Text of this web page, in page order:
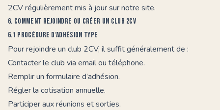
2CV régulièrement mis à jour sur notre site.
6. Comment rejoindre ou créer un club 2CV
6.1 Procédure d’adhésion type
Pour rejoindre un club 2CV, il suffit généralement de :
Contacter le club via email ou téléphone.
Remplir un formulaire d’adhésion.
Régler la cotisation annuelle.
Participer aux réunions et sorties.